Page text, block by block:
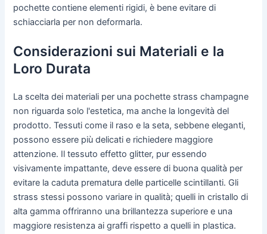
pochette contiene elementi rigidi, è bene evitare di
schiacciarla per non deformarla.
Considerazioni sui Materiali e la
Loro Durata
La scelta dei materiali per una pochette strass champagne
non riguarda solo l'estetica, ma anche la longevità del
prodotto. Tessuti come il raso e la seta, sebbene eleganti,
possono essere più delicati e richiedere maggiore
attenzione. Il tessuto effetto glitter, pur essendo
visivamente impattante, deve essere di buona qualità per
evitare la caduta prematura delle particelle scintillanti. Gli
strass stessi possono variare in qualità; quelli in cristallo di
alta gamma offriranno una brillantezza superiore e una
maggiore resistenza ai graffi rispetto a quelli in plastica.